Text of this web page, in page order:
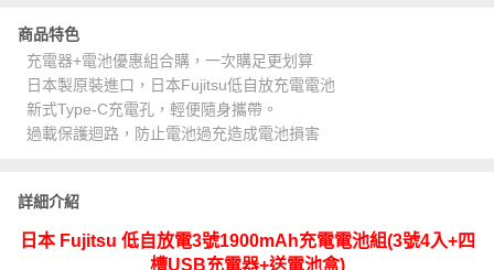
商品特色
充電器+電池優惠組合購，一次購足更划算
日本製原裝進口，日本Fujitsu低自放充電電池
新式Type-C充電孔，輕便隨身攜帶。
過載保護迴路，防止電池過充造成電池損害
詳細介紹
日本 Fujitsu 低自放電3號1900mAh充電電池組(3號4入+四
槽USB充電器+送電池盒)